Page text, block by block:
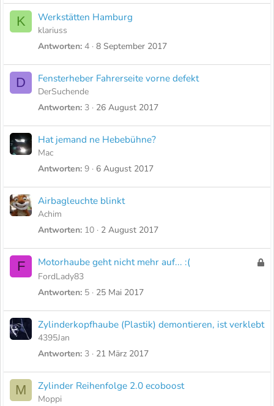
K Werkstätten Hamburg
klariuss
Antworten 4 8 September 2017
D Fensterheber Fahrerseite vorne defekt
DerSuchende
Antworten 3 26 August 2017
Hat jemand ne Hebebühne?
Mac
Antworten 9 6 August 2017
Airbagleuchte blinkt
Achim
Antworten 10 2 August 2017
F
G
Motorhaube geht nicht mehr auf... :(
FordLady83
Antworten 5 25 Mai 2017
Zylinderkopfhaube (Plastik) demontieren, ist verklebt
4395Jan
Antworten 3 21 März 2017
M Zylinder Reihenfolge 2.0 ecoboost
Moppi